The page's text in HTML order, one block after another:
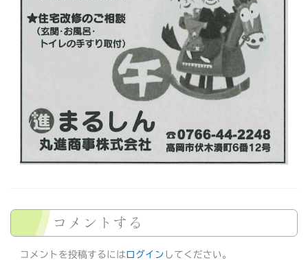
コメントする
コメントを投稿するには ログイン してください。